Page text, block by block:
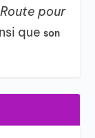
pour
queson